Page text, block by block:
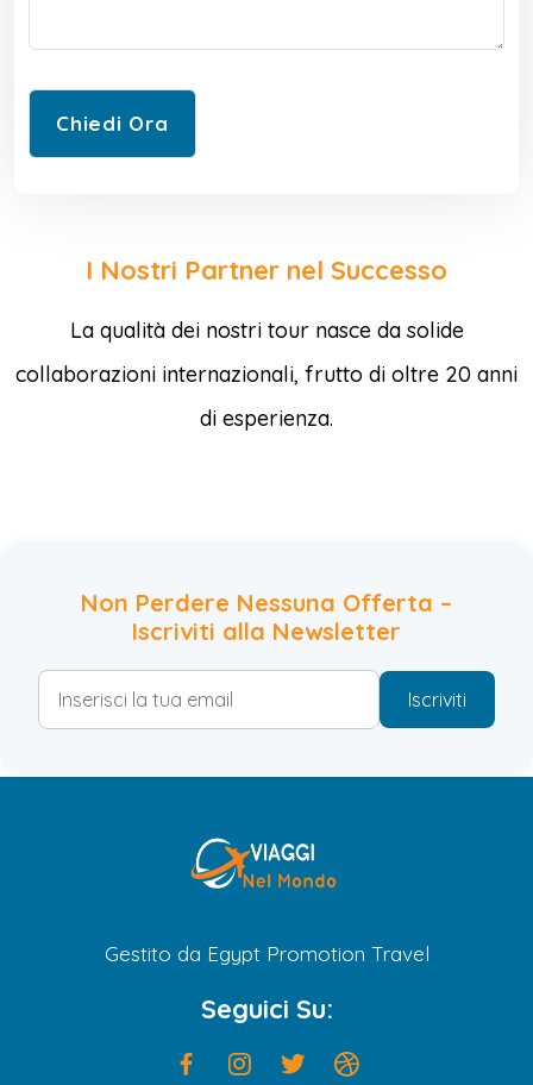
I Nostri Partner nel Successo
La qualità dei nostri tour nasce da solide
collaborazioni internazionali, frutto di oltre 20 anni
di esperienza.
Non Perdere Nessuna Offerta –
Iscriviti alla Newsletter
Iscriviti
Gestito da Egypt Promotion Travel
Seguici Su: